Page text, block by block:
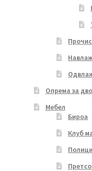
Опрема за
Мебел
Бироа
Клуб
Полици